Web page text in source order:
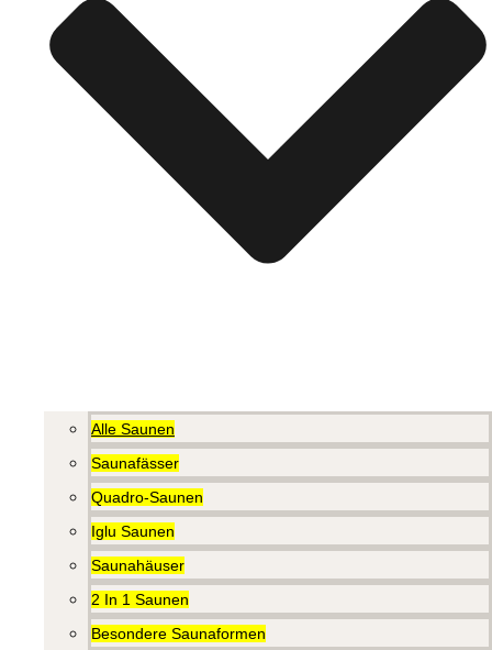
Alle Saunen
Saunafässer
Quadro-Saunen
Iglu Saunen
Saunahäuser
2 In 1 Saunen
Besondere Saunaformen